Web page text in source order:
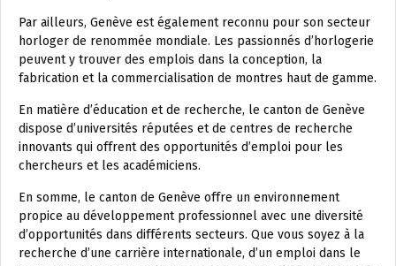
Par ailleurs, Genève est également reconnu pour son secteur
horloger de renommée mondiale. Les passionnés d’horlogerie
peuvent y trouver des emplois dans la conception, la
fabrication et la commercialisation de montres haut de gamme.
En matière d’éducation et de recherche, le canton de Genève
dispose d’universités réputées et de centres de recherche
innovants qui offrent des opportunités d’emploi pour les
chercheurs et les académiciens.
En somme, le canton de Genève offre un environnement
propice au développement professionnel avec une diversité
d’opportunités dans différents secteurs. Que vous soyez à la
recherche d’une carrière internationale, d’un emploi dans le